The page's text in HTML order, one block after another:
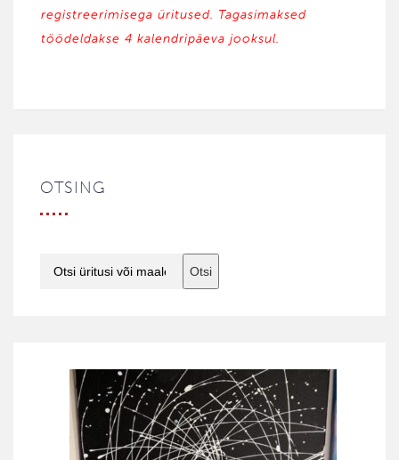
registreerimisega üritused. Tagasimaksed
töödeldakse 4 kalendripäeva jooksul.
OTSING
Otsi